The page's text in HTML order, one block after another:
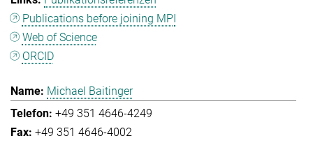
Publications before joining MPI
Web of Science
ORCID
Michael Baitinger
+49 351 4646-4249
+49 351 4646-4002